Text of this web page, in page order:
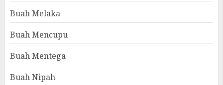
Buah Melaka
Buah Mencupu
Buah Mentega
Buah Nipah